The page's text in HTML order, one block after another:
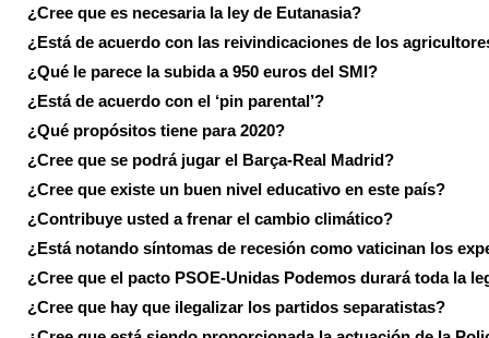
¿Cree que es necesaria la ley de Eutanasia?
¿Está de acuerdo con las reivindicaciones de los
¿Qué le parece la subida a 950 euros del SMI?
¿Está de acuerdo con el ‘pin parental’?
¿Qué propósitos tiene para 2020?
¿Cree que se podrá jugar el Barça-Real Madrid?
¿Cree que existe un buen nivel educativo en este país?
¿Contribuye usted a frenar el cambio climático?
¿Está notando síntomas de recesión como vaticinan los
¿Cree que el pacto PSOE-Unidas Podemos durará toda la
¿Cree que hay que ilegalizar los partidos separatistas?